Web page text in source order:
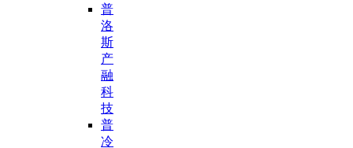
普
洛
斯
产
融
科
技
普
冷